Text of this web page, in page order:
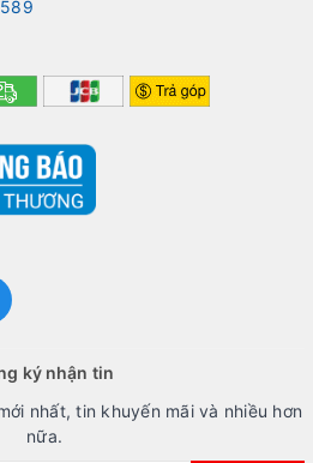
ký nhận tin
nhất, tin khuyến mãi và nhiều hơn
nữa.